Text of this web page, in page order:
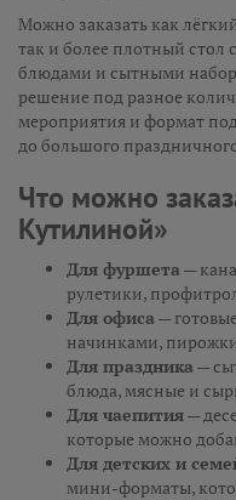
Можно заказать как
так и более плотный стол
блюдами и сытными
решение под разное
мероприятия и формат
до большого
Что можно
Кутилиной»
Для фуршета—
рулетики,
Для офиса—
начинками,
Для праздника—
блюда, мясные и
Для чаепития—
которые можно
Для детских и
мини-форматы,